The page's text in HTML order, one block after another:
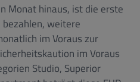
Monat hinaus, ist die erste
weitere
im Voraus zur
im Voraus
Studio, Superior